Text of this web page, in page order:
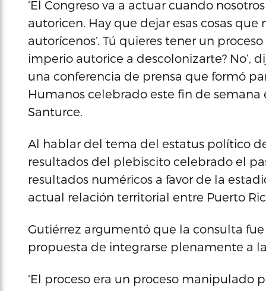
‘El Congreso va a actuar cuando
autoricen. Hay que dejar esas cosas que
autorícenos’. Tú quieres tener un
imperio autorice a descolonizarte? No’,
una conferencia de prensa que formó
Humanos celebrado este fin de
Santurce.
Al hablar del tema del estatus político
resultados del plebiscito celebrado el
resultados numéricos a favor de la
actual relación territorial entre Puerto
Gutiérrez argumentó que la consulta
propuesta de integrarse plenamente a
‘El proceso era un proceso manipulado